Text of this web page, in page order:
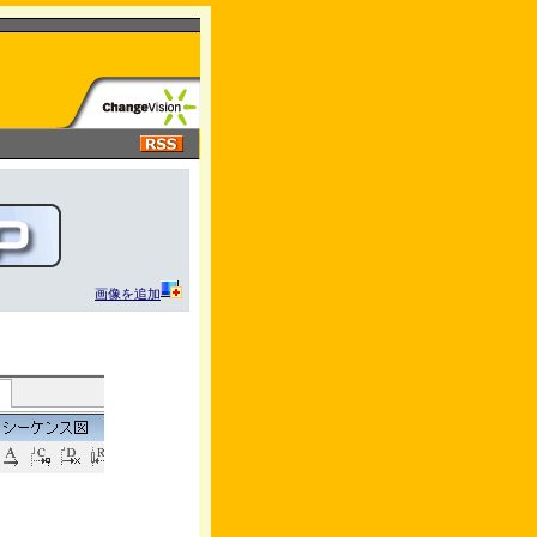
画像を追加